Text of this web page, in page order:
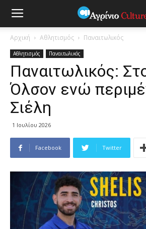
Αρχική Αθλητισμός Παναιτωλικός
Αθλητισμός Παναιτωλικός
Παναιτωλικός:
Όλσον ενώ
Σιέλη
1 Ιουλίου 2026
Facebook Twitter